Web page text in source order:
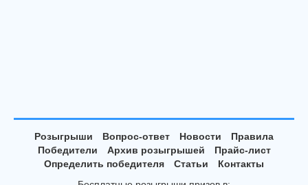
Розыгрыши Вопрос-ответ Новости
Правила
Победители
Архив розыгрышей
Прайс-лист
Определить победителя
Статьи
Контакты